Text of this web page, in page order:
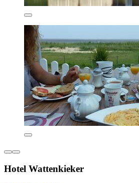
Hotel Wattenkieker